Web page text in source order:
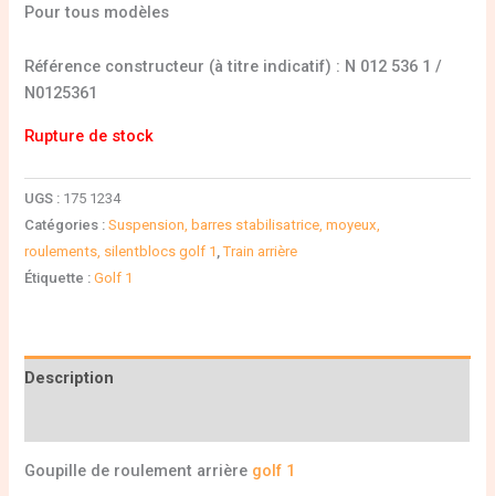
Pour tous modèles
Référence constructeur (à titre indicatif) : N 012 536 1 /
N0125361
Rupture de stock
UGS : 175 1234
Catégories :Suspension, barres stabilisatrice, moyeux,
roulements, silentblocs golf 1 ,Train arrière
Étiquette :Golf 1
Description
Goupille de roulement arrière golf 1